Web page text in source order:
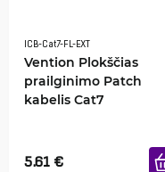
ICB-Cat7-FL-EXT
Vention Plokščias
prailginimo Patch
kabelis Cat7
5.61 €